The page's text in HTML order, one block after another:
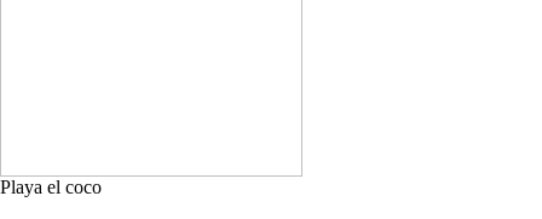
Playa el coco